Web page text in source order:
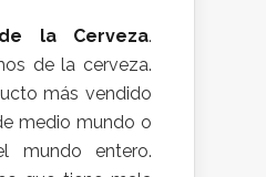
la Cerveza.
de la cerveza.
más vendido
medio mundo o
mundo entero.